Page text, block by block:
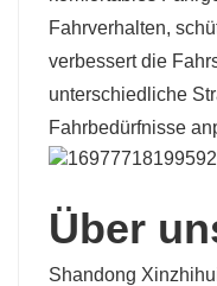
Fahrverhalten,
verbessert die
unterschiedliche
Fahrbedürfnisse
Über
Shandong